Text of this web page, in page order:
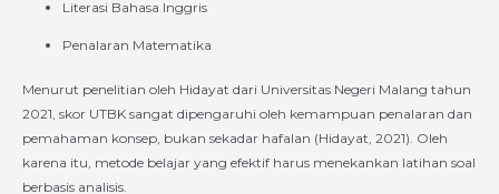
Literasi Bahasa Inggris
Penalaran Matematika
Menurut penelitian oleh Hidayat dari Universitas Negeri Malang tahun
2021, skor UTBK sangat dipengaruhi oleh kemampuan penalaran dan
pemahaman konsep, bukan sekadar hafalan (Hidayat, 2021). Oleh
karena itu, metode belajar yang efektif harus menekankan latihan soal
berbasis analisis.